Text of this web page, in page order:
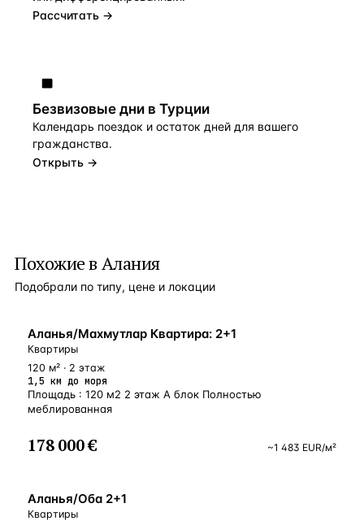
Рассчитать →
Безвизовые дни в Турции
Календарь поездок и остаток дней для вашего
гражданства.
Открыть →
Похожие в Алания
Подобрали по типу, цене и локации
БЛИЗКО К МОРЮ
Аланья/Махмутлар Квартира: 2+1
Квартиры
120 м² · 2 этаж
1,5 км до моря
Площадь : 120 м2 2 этаж А блок Полностью
меблированная
178 000 € ~1 483 EUR/м²
У МОРЯ
Аланья/Оба 2+1
Квартиры